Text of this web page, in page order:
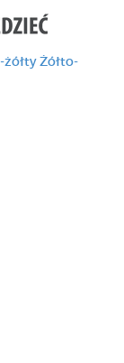
żółty Żółto-